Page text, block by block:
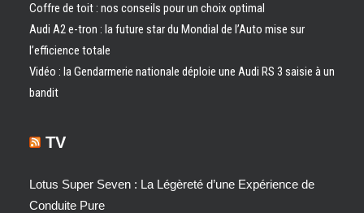
Coffre de toit : nos conseils pour un choix optimal
Audi A2 e-tron : la future star du Mondial de l’Auto mise sur
l’efficience totale
Vidéo : la Gendarmerie nationale déploie une Audi RS 3 saisie à un
bandit
TV
Lotus Super Seven : La Légèreté d’une Expérience de
Conduite Pure